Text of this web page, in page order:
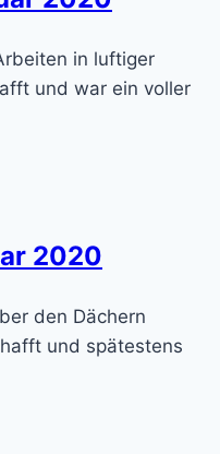
in luftiger
und war ein voller
2020
den Dächern
und spätestens